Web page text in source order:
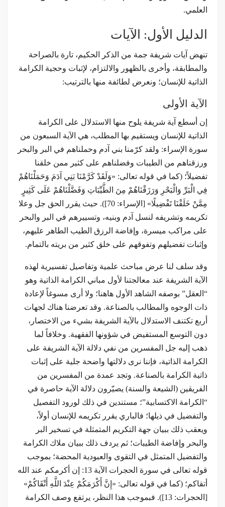
العلمي.
الدليل الأول: الآيات
تنهض آيات شريفة جمة من الذكر الحكيم، تارة بالصراحة
والمطابقة، وأخرى بالظهور والالتزام، لإثبات وحجية الكرامة
الذاتية للإنسان؛ ونعرض لطائفة منها بالترتيب:
الآية الأولى
إن أسطع آية شريفة يلوح منها الاستدلال على الكرامة
الذاتية للإنسان ويستقيم بها المطلب، هي الآية السبعون من
سورة الإسراء: ولقد كرّمنا بني آدم وحملناهم في البر والبحر
ورزقناهم من الطيبات وفضلناهم على كثير ممن خلقنا
تفضيلاً؛ (كما في قوله تعالى: «وَلَقَدْ كَرَّمْنَا بَنِي آدَمَ وَحَمَلْنَاهُمْ
فِي الْبَرِّ وَالْبَحْرِ وَرَزَقْنَاهُمْ مِنَ الطَّيِّبَاتِ وَفَضَّلْنَاهُمْ عَلَى كَثِيرٍ
مِمَّنْ خَلَقْنَا تَفْضِيلًا» [الإسراء: 70]). حيث يقرر الحق جل وعلا
تكريمه وتشريفه لنسل آدم وبنيه، وتسييرهم في البر والبحر
على مراكب ميسرة، وإفاضة الرزق الطيب الطاهر عليهم،
وإثبات تفضيلهم وتفوقهم على خلق كثير من بريته بالتمام.
وقد سلف لنا عرض مباحث علمية وتفاصيل تفسيرية لهذه
الآية الشريفة عند معالجتنا لأول مباني الكرامة الذاتية وهو
“العقل” بوصفه الشاهد الأول هاهنا؛ ولا أرى مسوغاً لإعادة
ذات الوجوه والمطالب بالصناعة. وقد تعرضنا هناك لجهات
أربع تكتنف الاستدلال بالآية الشريفة بشيء من الاختصار،
دون التوسع المستفيض في شؤونها الفقهية. وخلافاً لما
ذهب إليه جل المفسرين من نفي دلالة الآية الشريفة على
الكرامة الذاتية، فإننا نرى دلالتها واضحة جلية على إثبات
ذاتية الكرامة بالصناعة. وتجد عمدة من المفسرين من
الفريقين (الشيعة والسنة) يصيّرون دلالة الآية حاصرة في
“الكرامة الاكتسابية”؛ مستندين في ذلك لورود التفصيل
والتفضيل في ذيلها؛ فالباري يقرر تكريمه للإنسان أولاً،
ويعقب ذلك ببيان جهة التكريم المتمثلة في تسخير البر
والبحر وإفاضة الطيبات؛ ثم يردف ذلك ببيان ملاك الكرامة
والتفضيل المتمثل في التقوى والعبودية المحضة؛ بموجب
قوله تعالى في سورة الحجرات الآية 13: إن أكرمكم عند الله
أتقاكم؛ (كما في قوله تعالى: «إِنَّ أَكْرَمَكُمْ عِنْدَ اللَّهِ أَتْقَاكُمْ»
[الحجرات: 13]). فبموجب هذا النظر، يرتفع وصف الكرامة